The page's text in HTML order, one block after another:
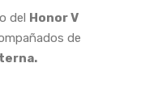
del Honor V
de